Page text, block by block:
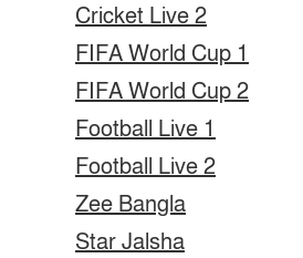
Cricket Live 2
FIFA World Cup 1
FIFA World Cup 2
Football Live 1
Football Live 2
Zee Bangla
Star Jalsha